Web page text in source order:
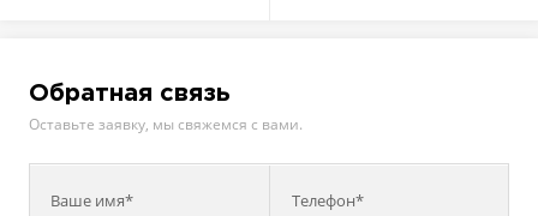
Обратная связь
Оставьте заявку, мы свяжемся с вами.
Ваше имя* Телефон*